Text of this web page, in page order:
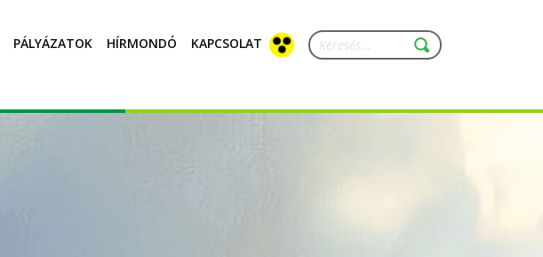
PÁLYÁZATOK HÍRMONDÓ KAPCSOLAT